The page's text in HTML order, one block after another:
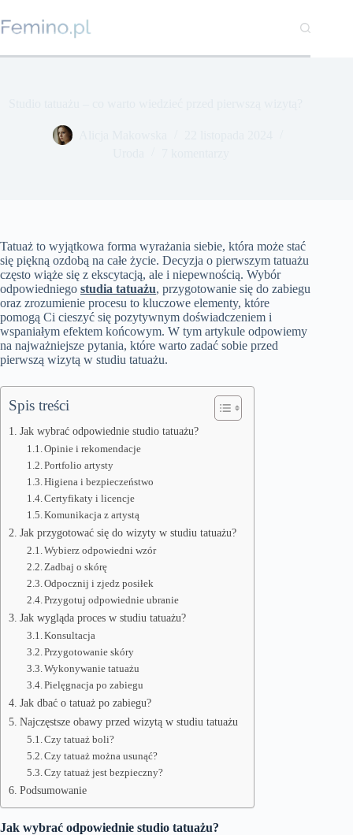
do
treści
Tatuaż to wyjątkowa forma wyrażania siebie, która może stać
się piękną ozdobą na całe życie. Decyzja o pierwszym tatuażu
często wiąże się z ekscytacją, ale i niepewnością. Wybór
odpowiedniego studia tatuażu, przygotowanie się do zabiegu
oraz zrozumienie procesu to kluczowe elementy, które
pomogą Ci cieszyć się pozytywnym doświadczeniem i
wspaniałym efektem końcowym. W tym artykule odpowiemy
na najważniejsze pytania, które warto zadać sobie przed
pierwszą wizytą w studiu tatuażu.
Spis treści
Jak wybrać odpowiednie studio tatuażu?
Opinie i rekomendacje
Portfolio artysty
Higiena i bezpieczeństwo
Certyfikaty i licencje
Komunikacja z artystą
Jak przygotować się do wizyty w studiu tatuażu?
Wybierz odpowiedni wzór
Zadbaj o skórę
Odpocznij i zjedz posiłek
Przygotuj odpowiednie ubranie
Jak wygląda proces w studiu tatuażu?
Konsultacja
Przygotowanie skóry
Wykonywanie tatuażu
Pielęgnacja po zabiegu
Jak dbać o tatuaż po zabiegu?
Najczęstsze obawy przed wizytą w studiu tatuażu
Czy tatuaż boli?
Czy tatuaż można usunąć?
Czy tatuaż jest bezpieczny?
Podsumowanie
Jak wybrać odpowiednie studio tatuażu?